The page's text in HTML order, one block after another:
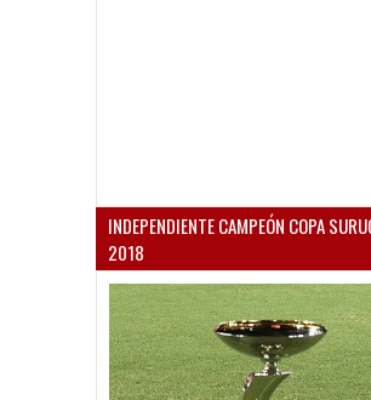
INDEPENDIENTE CAMPEÓN COPA
2018